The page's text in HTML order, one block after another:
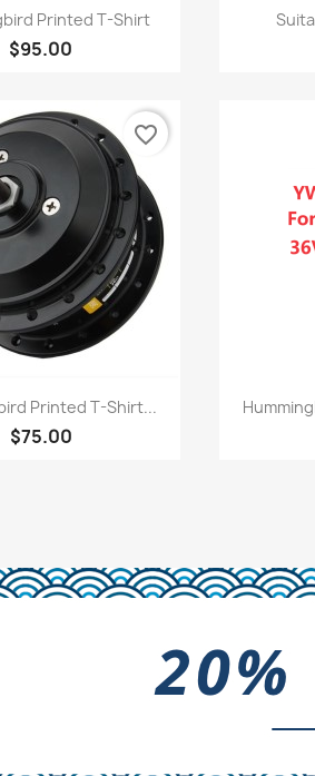
快速查看
Printed T-Shirt
$95.00
快速查看
Printed T-Shirt...
$75.00
favorite_border